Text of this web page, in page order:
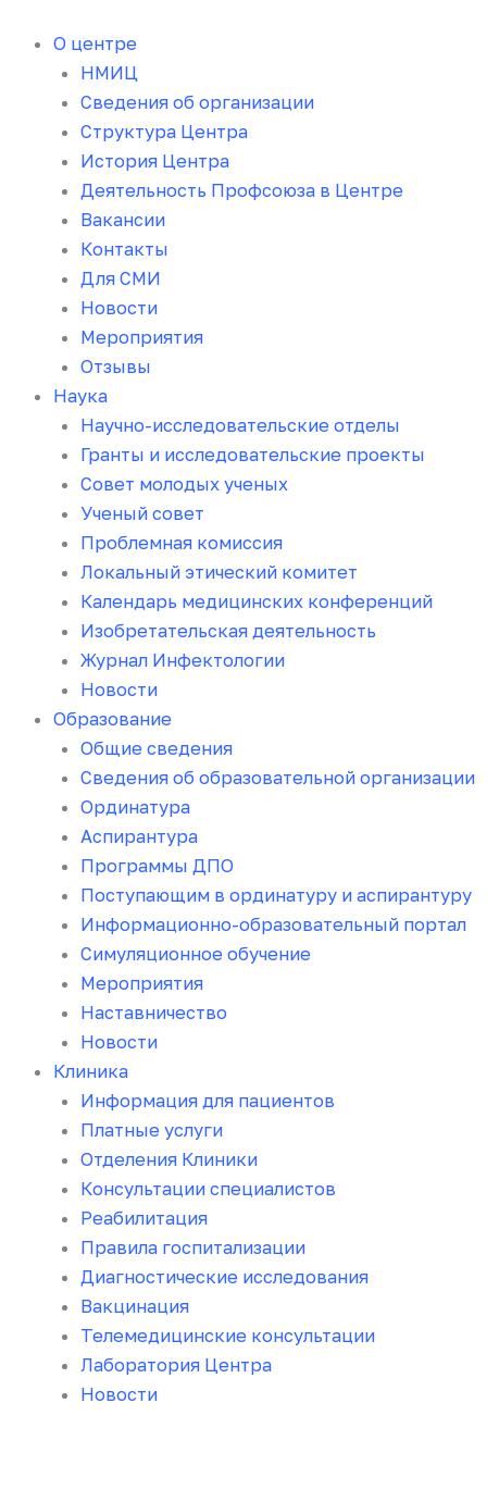
содержимому
О центре
НМИЦ
Сведения об организации
Структура Центра
История Центра
Деятельность Профсоюза в Центре
Вакансии
Контакты
Для СМИ
Новости
Мероприятия
Отзывы
Наука
Научно-исследовательские отделы
Гранты и исследовательские проекты
Совет молодых ученых
Ученый совет
Проблемная комиссия
Локальный этический комитет
Календарь медицинских конференций
Изобретательская деятельность
Журнал Инфектологии
Новости
Образование
Общие сведения
Сведения об образовательной организации
Ординатура
Аспирантура
Программы ДПО
Поступающим в ординатуру и аспирантуру
Информационно-образовательный портал
Симуляционное обучение
Мероприятия
Наставничество
Новости
Клиника
Информация для пациентов
Платные услуги
Отделения Клиники
Консультации специалистов
Реабилитация
Правила госпитализации
Диагностические исследования
Вакцинация
Телемедицинские консультации
Лаборатория Центра
Новости